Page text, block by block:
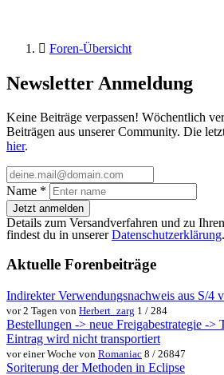
Foren-Übersicht
Newsletter Anmeldung
Keine Beiträge verpassen! Wöchentlich
Beiträgen aus unserer Community. Die
hier.
Name *
Jetzt anmelden
Details zum Versandverfahren und zu
findest du in unsererDatenschutzerklärung.
Aktuelle Forenbeiträge
Indirekter Verwendungsnachweis aus S/4
vor 2 Tagen von Herbert_zarg 1 / 284
Bestellungen -> neue Freigabestrategie ->
Eintrag wird nicht transportiert
vor einer Woche von Romaniac 8 / 26847
Soriterung der Methoden in Eclipse